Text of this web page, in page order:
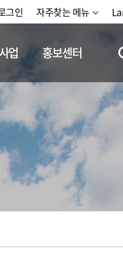
그인 자주찾는 메뉴
업 홍보센터